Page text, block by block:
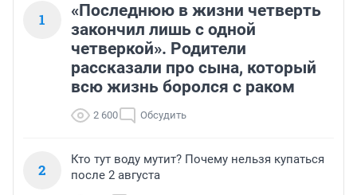
1
«Последнюю в жизни четверть
закончил лишь с одной
четверкой». Родители
рассказали про сына, который
всю жизнь боролся с раком
2 600 Обсудить
2
Кто тут воду мутит? Почему нельзя купаться
после 2 августа